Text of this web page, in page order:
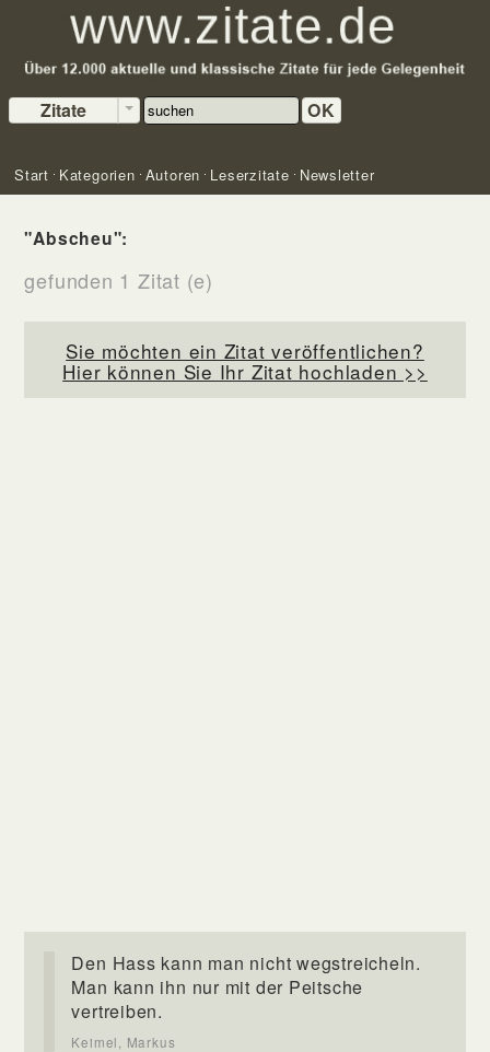
Zitate OK
Start Kategorien Autoren Leserzitate Newsletter
"Abscheu":
gefunden 1 Zitat (e)
Sie möchten ein Zitat veröffentlichen?
Hier können Sie Ihr Zitat hochladen >>
Den Hass kann man nicht wegstreicheln.
Man kann ihn nur mit der Peitsche
vertreiben.
Keimel, Markus